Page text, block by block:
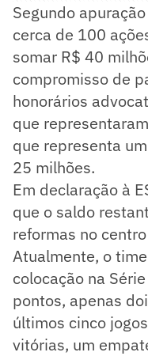
Segundo
cerca de 100
somar R$ 40
compromisso de
honorários
que
que representa
25 milhões.
Em declaração à
que o saldo
reformas no
Atualmente, o
colocação na
pontos, apenas
últimos cinco
vitórias, um